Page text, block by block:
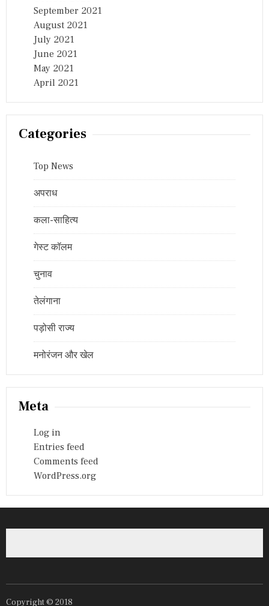
September 2021
August 2021
July 2021
June 2021
May 2021
April 2021
Categories
Top News
अपराध
कला-साहित्य
गेस्ट कॉलम
चुनाव
तेलंगाना
पड़ोसी राज्य
मनोरंजन और खेल
Meta
Log in
Entries feed
Comments feed
WordPress.org
Copyright © 2018